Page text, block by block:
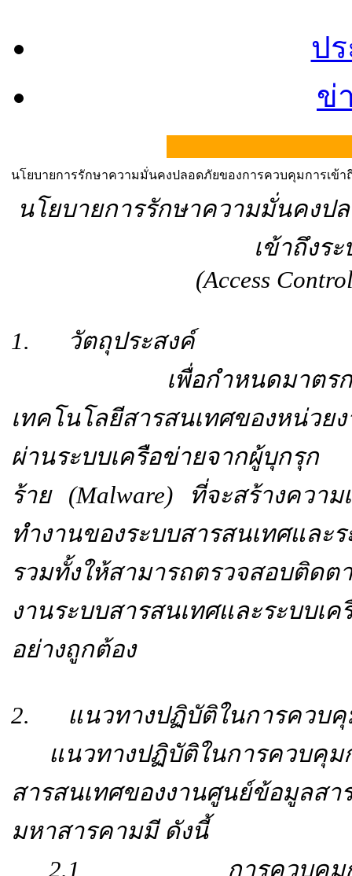
ป
ข่
นโยบายการรักษาความมั่นคงปลอดภัยของการควบคุมการเข้า
นโยบายการรักษาความมั่นคงป
เข้าถึงร
(Access
1. วัตถุประสงค์
เพื่อกำหนดมาตรการคว
เทคโนโลยีสารสนเทศของหน่ว
ผ่านระบบเครือข่ายจากผู้บุกรุก
ร้าย (Malware) ที่จะสร้างควา
ทำงานของระบบสารสนเทศและ
รวมทั้งให้สามารถตรวจสอบติด
งานระบบสารสนเทศและระบบเ
อย่างถูกต้อง
2. แนวทางปฏิบัติในการควบคุม
แนวทางปฏิบัติในการควบคุม
สารสนเทศของงานศูนย์ข้อมูล
มหาสารคามมี ดังนี้
2.1 การควบคุมการเ